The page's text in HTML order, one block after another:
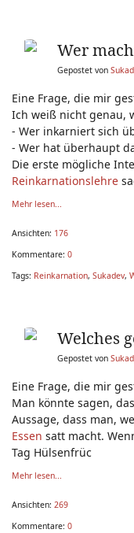
Wer
Gepostet von
Eine Frage, die mir
Ich weiß nicht genau,
- Wer inkarniert sich
- Wer hat überhaupt
Die erste mögliche
Reinkarnationslehre
Mehr lesen...
Ansichten: 176
Kommentare: 0
Tags: Reinkarnation, Sukadev,
Welches
Gepostet von
Eine Frage, die mir
Man könnte sagen,
Aussage, dass man,
Essen satt macht.
Tag Hülsenfrüc
Mehr lesen...
Ansichten: 269
Kommentare: 0